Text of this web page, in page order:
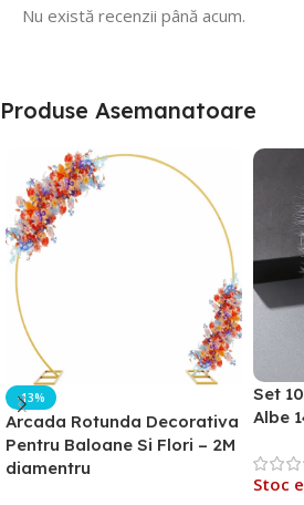
Nu există recenzii până acum.
Produse Asemanatoare
-13%
Arcada Rotunda Decorativa
Pentru Baloane Si Flori – 2M
diamentru
Set
Albe
Stoc